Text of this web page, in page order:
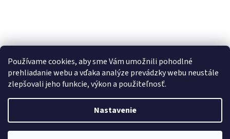
Používame cookies, aby sme Vám umožnili pohodlné
prehliadanie webu a vďaka analýze prevádzky webu neustále
zlepšovali jeho funkcie, výkon a použiteľnosť.
Nastavenie
Copyright 2026HomeSystem.sk. Všetky práva vyhradené.Upraviť